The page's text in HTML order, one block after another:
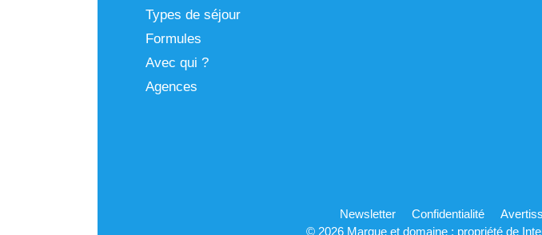
Types de séjour
Formules
Avec qui ?
Agences
Newsletter Confidentialité
© 2026 Marque et domaine : propriété de